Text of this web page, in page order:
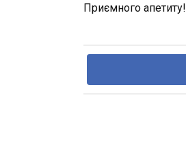
Приємного апетиту!